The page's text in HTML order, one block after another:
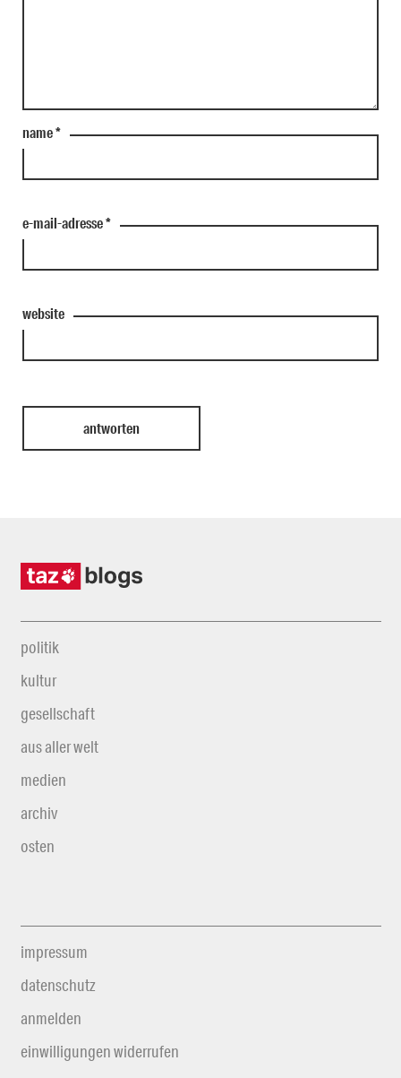
name*
e-mail-adresse*
website
politik
kultur
gesellschaft
aus aller welt
medien
archiv
osten
impressum
datenschutz
anmelden
einwilligungen widerrufen